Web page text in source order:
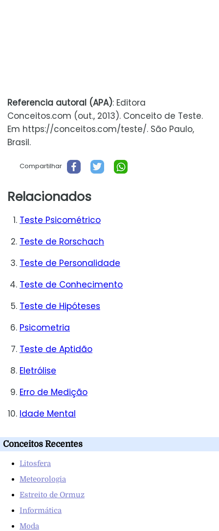
Referencia autoral (APA): Editora
Conceitos.com (out., 2013). Conceito de Teste.
Em https://conceitos.com/teste/. São Paulo,
Brasil.
Compartilhar
Relacionados
Teste Psicométrico
Teste de Rorschach
Teste de Personalidade
Teste de Conhecimento
Teste de Hipóteses
Psicometria
Teste de Aptidão
Eletrólise
Erro de Medição
Idade Mental
Conceitos Recentes
Litosfera
Meteorologia
Estreito de Ormuz
Informática
Moda